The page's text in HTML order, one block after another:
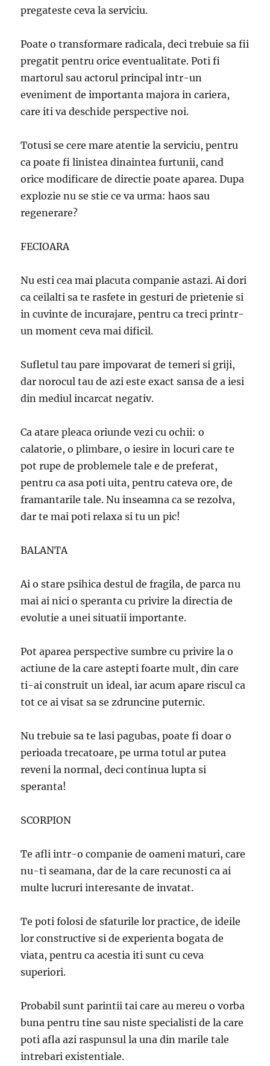
pregateste ceva la serviciu.
Poate o transformare radicala, deci trebuie sa fii
pregatit pentru orice eventualitate. Poti fi
martorul sau actorul principal intr-un
eveniment de importanta majora in cariera,
care iti va deschide perspective noi.
Totusi se cere mare atentie la serviciu, pentru
ca poate fi linistea dinaintea furtunii, cand
orice modificare de directie poate aparea. Dupa
explozie nu se stie ce va urma: haos sau
regenerare?
FECIOARA
Nu esti cea mai placuta companie astazi. Ai dori
ca ceilalti sa te rasfete in gesturi de prietenie si
in cuvinte de incurajare, pentru ca treci printr-
un moment ceva mai dificil.
Sufletul tau pare impovarat de temeri si griji,
dar norocul tau de azi este exact sansa de a iesi
din mediul incarcat negativ.
Ca atare pleaca oriunde vezi cu ochii: o
calatorie, o plimbare, o iesire in locuri care te
pot rupe de problemele tale e de preferat,
pentru ca asa poti uita, pentru cateva ore, de
framantarile tale. Nu inseamna ca se rezolva,
dar te mai poti relaxa si tu un pic!
BALANTA
Ai o stare psihica destul de fragila, de parca nu
mai ai nici o speranta cu privire la directia de
evolutie a unei situatii importante.
Pot aparea perspective sumbre cu privire la o
actiune de la care astepti foarte mult, din care
ti-ai construit un ideal, iar acum apare riscul ca
tot ce ai visat sa se zdruncine puternic.
Nu trebuie sa te lasi pagubas, poate fi doar o
perioada trecatoare, pe urma totul ar putea
reveni la normal, deci continua lupta si
speranta!
SCORPION
Te afli intr-o companie de oameni maturi, care
nu-ti seamana, dar de la care recunosti ca ai
multe lucruri interesante de invatat.
Te poti folosi de sfaturile lor practice, de ideile
lor constructive si de experienta bogata de
viata, pentru ca acestia iti sunt cu ceva
superiori.
Probabil sunt parintii tai care au mereu o vorba
buna pentru tine sau niste specialisti de la care
poti afla azi raspunsul la una din marile tale
intrebari existentiale.